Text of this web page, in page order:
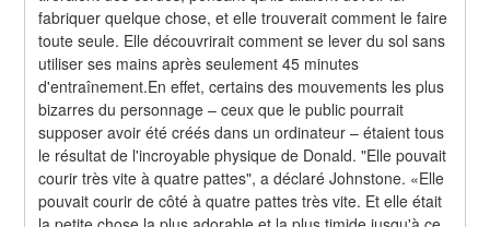
fabriquer quelque chose, et elle trouverait comment le faire
toute seule. Elle découvrirait comment se lever du sol sans
utiliser ses mains après seulement 45 minutes
d'entraînement.En effet, certains des mouvements les plus
bizarres du personnage – ceux que le public pourrait
supposer avoir été créés dans un ordinateur – étaient tous
le résultat de l'incroyable physique de Donald. "Elle pouvait
courir très vite à quatre pattes", a déclaré Johnstone. «Elle
pouvait courir de côté à quatre pattes très vite. Et elle était